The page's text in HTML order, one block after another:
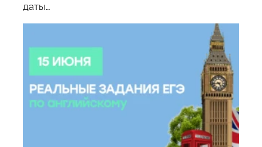
даты…